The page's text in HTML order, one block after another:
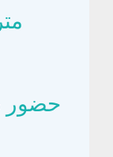
حضور در